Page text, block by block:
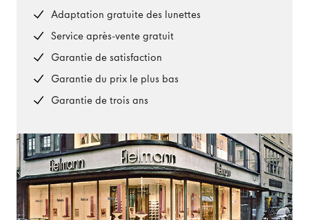
Adaptation gratuite des lunettes
Service après-vente gratuit
Garantie de satisfaction
Garantie du prix le plus bas
Garantie de trois ans